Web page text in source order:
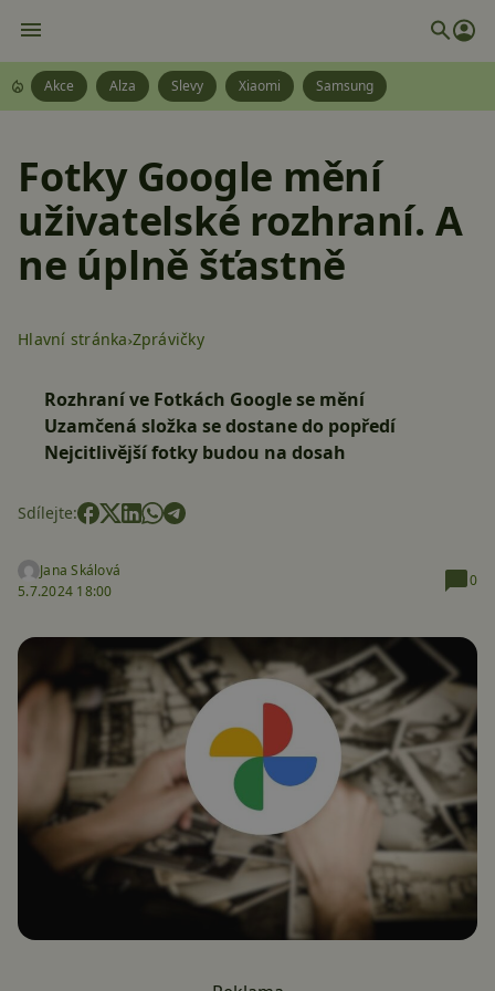
Akce Alza Slevy Xiaomi Samsung
Fotky Google mění
uživatelské rozhraní. A
ne úplně šťastně
Hlavní stránka Zprávičky
Rozhraní ve Fotkách Google se mění
Uzamčená složka se dostane do popředí
Nejcitlivější fotky budou na dosah
Sdílejte:
Jana Skálová
5.7.2024 18:00
0